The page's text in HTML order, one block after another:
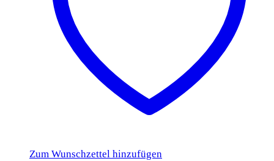
Zum Wunschzettel hinzufügen